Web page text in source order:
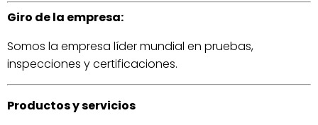
Giro de la empresa:
Somos la empresa líder mundial en pruebas,
inspecciones y certificaciones.
Productos y servicios